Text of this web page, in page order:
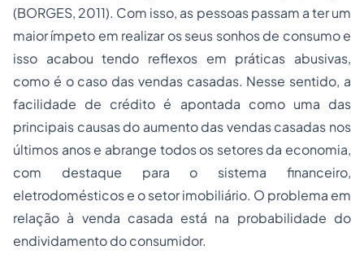
(BORGES, 2011). Com isso, as pessoas passam a ter um
maior ímpeto em realizar os seus sonhos de consumo e
isso acabou tendo reflexos em práticas abusivas,
como é o caso das vendas casadas. Nesse sentido, a
facilidade de crédito é apontada como uma das
principais causas do aumento das vendas casadas nos
últimos anos e abrange todos os setores da economia,
com destaque para o sistema financeiro,
eletrodomésticos e o setor imobiliário. O problema em
relação à venda casada está na probabilidade do
endividamento do consumidor.